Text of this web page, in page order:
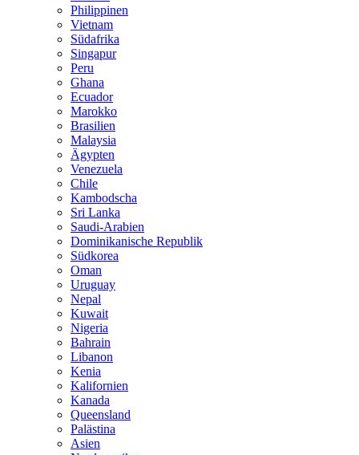
Philippinen
Vietnam
Südafrika
Singapur
Peru
Ghana
Ecuador
Marokko
Brasilien
Malaysia
Ägypten
Venezuela
Chile
Kambodscha
Sri Lanka
Saudi-Arabien
Dominikanische Republik
Südkorea
Oman
Uruguay
Nepal
Kuwait
Nigeria
Bahrain
Libanon
Kenia
Kalifornien
Kanada
Queensland
Palästina
Asien